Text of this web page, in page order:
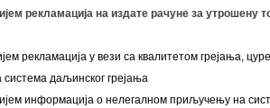
рекламација на издате рачуне за утрошену
рекламација у вези са квалитетом грејања,
даљинског грејања
информација о нелегалном приључењу на